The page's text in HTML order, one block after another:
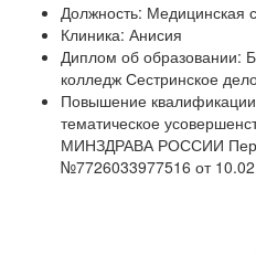
Должность: Медицинская
Клиника: Анисия
Диплом об образовании:
колледж Сестринское
Повышение
тематическое
МИНЗДРАВА РОССИИ
№7726033977516 от